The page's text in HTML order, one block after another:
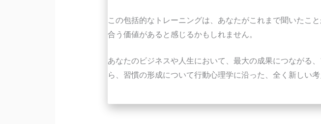
この包括的なトレーニングは、あなたがこれまで聞いたこ
合う価値があると感じるかもしれません。
あなたのビジネスや人生において、最大の成果につながる
ら、習慣の形成について行動心理学に沿った、全く新しい考